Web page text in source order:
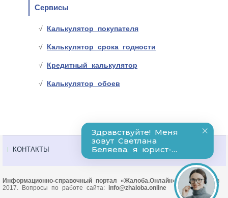
Сервисы
Калькулятор покупателя
Калькулятор срока годности
Кредитный калькулятор
Калькулятор обоев
КОНТАКТЫ
Информационно-справочный портал «Жалоба.Онлайн»© Основан в
2017. Вопросы по работе сайта: info@zhaloba.online